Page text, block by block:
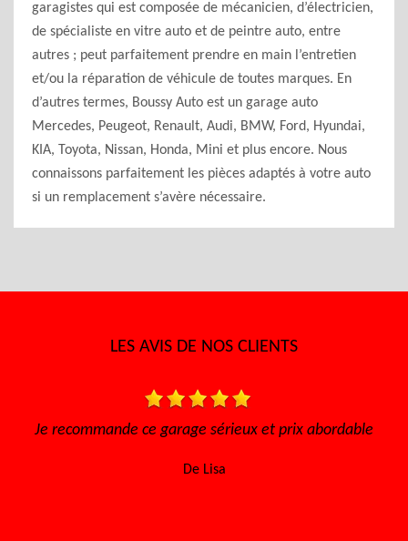
garagistes qui est composée de mécanicien, d’électricien,
de spécialiste en vitre auto et de peintre auto, entre
autres ; peut parfaitement prendre en main l’entretien
et/ou la réparation de véhicule de toutes marques. En
d’autres termes, Boussy Auto est un garage auto
Mercedes, Peugeot, Renault, Audi, BMW, Ford, Hyundai,
KIA, Toyota, Nissan, Honda, Mini et plus encore. Nous
connaissons parfaitement les pièces adaptés à votre auto
si un remplacement s’avère nécessaire.
LES AVIS DE NOS CLIENTS
Je recommande ce garage sérieux et prix abordable
De Lisa